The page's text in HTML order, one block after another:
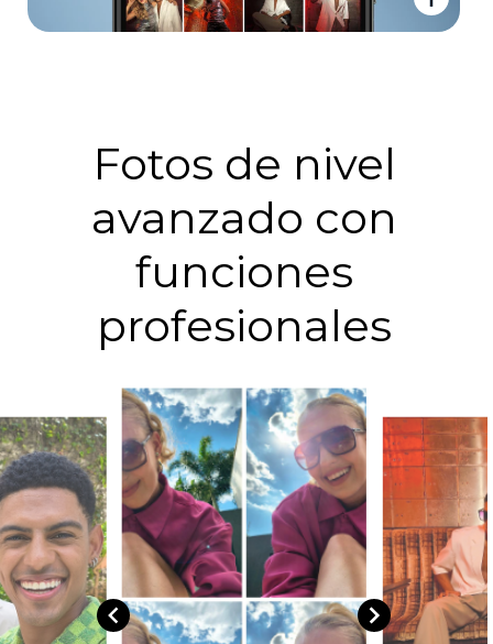
Fotos de nivel
avanzado con
funciones
profesionales